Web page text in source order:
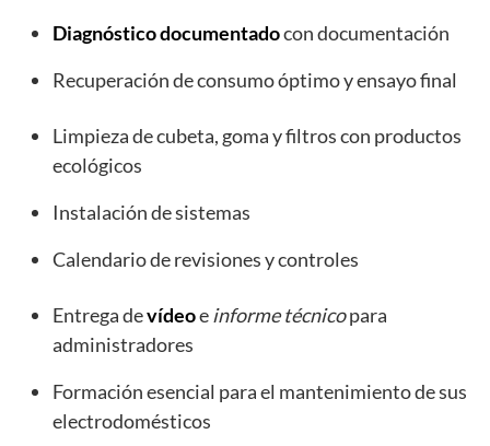
Diagnóstico documentadocon documentación
Recuperación de consumo óptimo y ensayo final
Limpieza de cubeta, goma y filtros con productos
ecológicos
Instalación de sistemas
Calendario de revisiones y controles
Entrega devídeoeinforme técnicopara
administradores
Formación esencial para el mantenimiento de sus
electrodomésticos